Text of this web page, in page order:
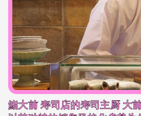
鮨大前 寿司店的寿司主厨 大